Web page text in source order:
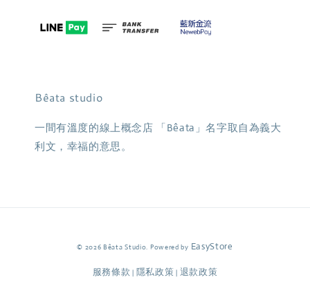
Bêata studio
一間有溫度的線上概念店 「Bêata」名字取自為義大
利文，幸福的意思。
© 2026 Bêata Studio. Powered by EasyStore
服務條款 | 隱私政策 | 退款政策